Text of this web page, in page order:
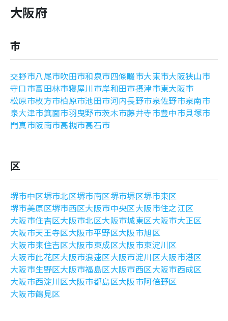
お役立ち記事
よくあるご質問
大阪府
市
交野市八尾市吹田市和泉市四條畷市大東市大阪狭山市
守口市富田林市寝屋川市岸和田市摂津市東大阪市
松原市枚方市柏原市池田市河内長野市泉佐野市泉南市
泉大津市箕面市羽曳野市茨木市藤井寺市豊中市貝塚市
門真市阪南市高槻市高石市
区
堺市中区堺市北区堺市南区堺市堺区堺市東区
堺市美原区堺市西区大阪市中央区大阪市住之江区
大阪市住吉区大阪市北区大阪市城東区大阪市大正区
大阪市天王寺区大阪市平野区大阪市旭区
大阪市東住吉区大阪市東成区大阪市東淀川区
大阪市此花区大阪市浪速区大阪市淀川区大阪市港区
大阪市生野区大阪市福島区大阪市西区大阪市西成区
大阪市西淀川区大阪市都島区大阪市阿倍野区
大阪市鶴見区